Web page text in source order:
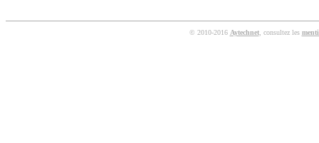
© 2010-2016 Aytechnet, consultez les